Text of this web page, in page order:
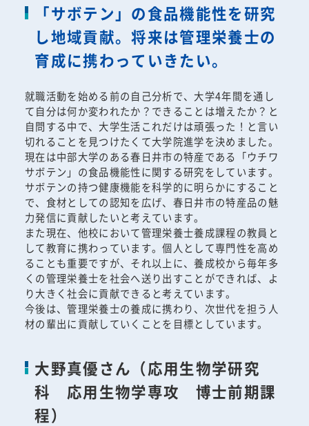
「サボテン」の食品機能性を研究
し地域貢献。将来は管理栄養士の
育成に携わっていきたい。
就職活動を始める前の自己分析で、大学4年間を通し
て自分は何か変われたか？できることは増えたか？と
自問する中で、大学生活これだけは頑張った！と言い
切れることを見つけたくて大学院進学を決めました。
現在は中部大学のある春日井市の特産である「ウチワ
サボテン」の食品機能性に関する研究をしています。
サボテンの持つ健康機能を科学的に明らかにすること
で、食材としての認知を広げ、春日井市の特産品の魅
力発信に貢献したいと考えています。
また現在、他校において管理栄養士養成課程の教員と
して教育に携わっています。個人として専門性を高め
ることも重要ですが、それ以上に、養成校から毎年多
くの管理栄養士を社会へ送り出すことができれば、よ
り大きく社会に貢献できると考えています。
今後は、管理栄養士の養成に携わり、次世代を担う人
材の輩出に貢献していくことを目標としています。
大野真優さん（応用生物学研究
科 応用生物学専攻 博士前期課
程）